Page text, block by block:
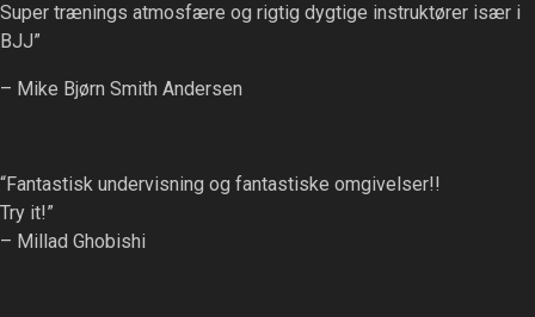
Super trænings atmosfære og rigtig dygtige instruktører især i
BJJ”
– Mike Bjørn Smith Andersen
“Fantastisk undervisning og fantastiske omgivelser!!
Try it!”
– Millad Ghobishi